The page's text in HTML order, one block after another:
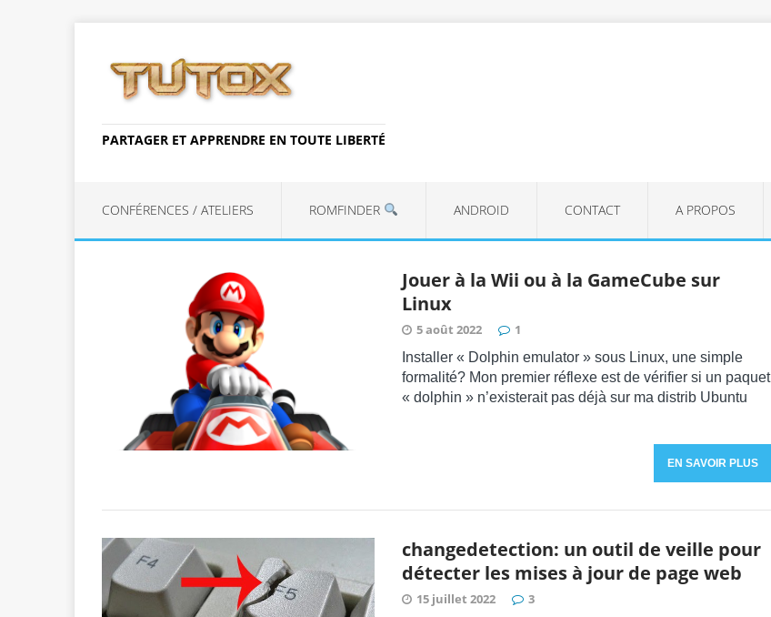
PARTAGER ET APPRENDRE EN TOUTE LIBERTÉ
CONFÉRENCES / ATELIERS ROMFINDER ANDROID CONTACT A PROPOS
Jouer à la Wii ou à la GameCube sur
Linux
5 août 2022 1
Installer « Dolphin emulator » sous Linux, une simple
formalité? Mon premier réflexe est de vérifier si un paquet
« dolphin » n’existerait pas déjà sur ma distrib Ubuntu
EN SAVOIR PLUS
changedetection: un outil de veille pour
détecter les mises à jour de page web
15 juillet 2022 3